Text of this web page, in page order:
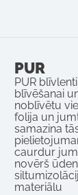
PUR
PUR
blīvēšanai
noblīvētu
folija un
samazina
caurdur
novērš
materiālu